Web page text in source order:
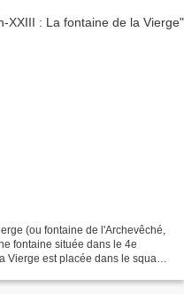
(ou fontaine de l'Archevêché,
fontaine située dans le 4e
Vierge est placée dans le square